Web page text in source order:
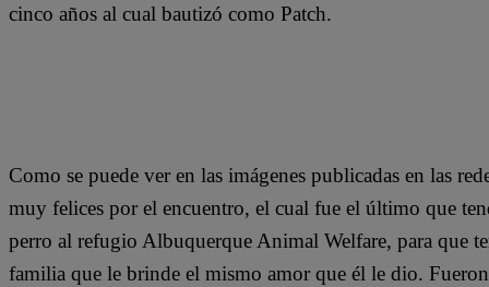
cinco años al cual bautizó como Patch.
Como se puede ver en las imágenes publicadas en las
muy felices por el encuentro, el cual fue el último que
perro al refugio Albuquerque Animal Welfare, para que
familia que le brinde el mismo amor que él le dio.